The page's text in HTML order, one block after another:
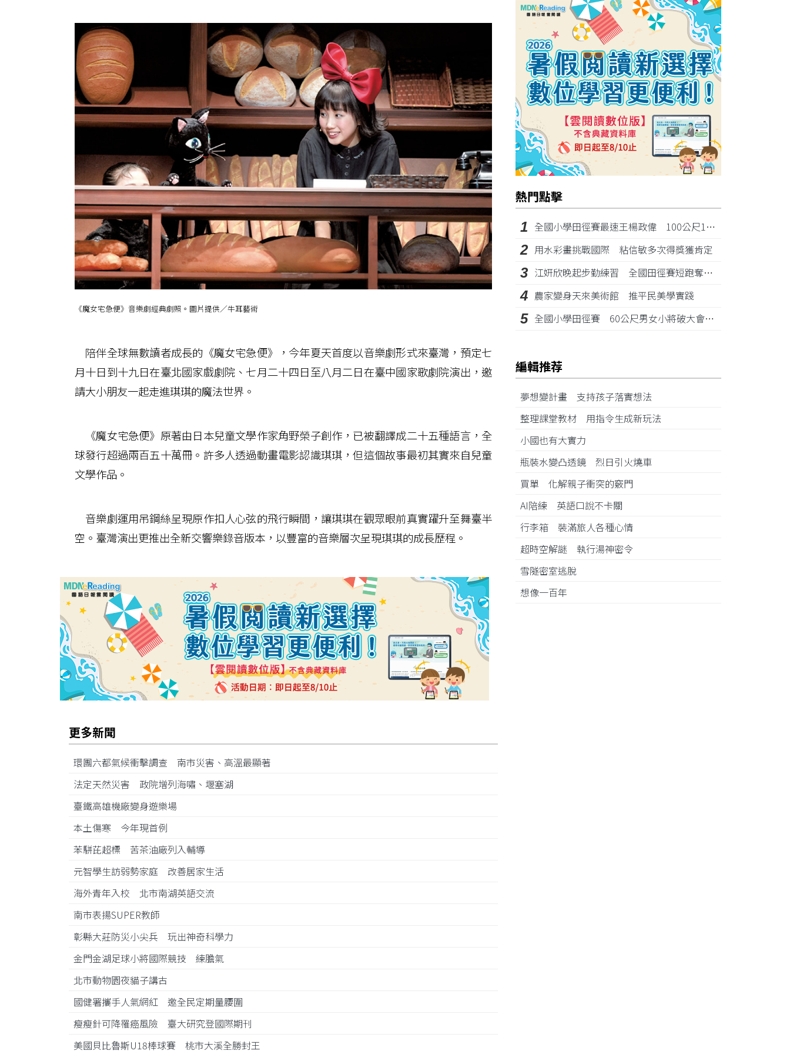
《魔女宅急便》音樂劇經典劇照。圖片提供／牛耳藝術
陪伴全球無數讀者成長的《魔女宅急便》，今年夏天首度以音樂劇形式來臺灣，預定七
月十日到十九日在臺北國家戲劇院、七月二十四日至八月二日在臺中國家歌劇院演出，邀
請大小朋友一起走進琪琪的魔法世界。
《魔女宅急便》原著由日本兒童文學作家角野榮子創作，已被翻譯成二十五種語言，全
球發行超過兩百五十萬冊。許多人透過動畫電影認識琪琪，但這個故事最初其實來自兒童
文學作品。
音樂劇運用吊鋼絲呈現原作扣人心弦的飛行瞬間，讓琪琪在觀眾眼前真實躍升至舞臺半
空。臺灣演出更推出全新交響樂錄音版本，以豐富的音樂層次呈現琪琪的成長歷程。
更多新聞
環團六都氣候衝擊調查 南市災害、高溫最顯著
法定天然災害 政院增列海嘯、堰塞湖
臺鐵高雄機廠變身遊樂場
本土傷寒 今年現首例
苯駢芘超標 苦茶油廠列入輔導
元智學生訪弱勢家庭 改善居家生活
海外青年入校 北市南湖英語交流
南市表揚SUPER教師
彰縣大莊防災小尖兵 玩出神奇科學力
金門金湖足球小將國際競技 練膽氣
北市動物園夜貓子講古
國健署攜手人氣網紅 邀全民定期量腰圍
瘦瘦針可降罹癌風險 臺大研究登國際期刊
美國貝比魯斯U18棒球賽 桃市大溪全勝封王
熱門點擊
1 全國小學田徑賽最速王楊政偉 100公尺11秒87奪金
2 用水彩畫挑戰國際 粘信敏多次得獎獲肯定
3 江姸欣晚起步勤練習 全國田徑賽短跑奪金摘銅
4 農家變身天來美術館 推平民美學實踐
5 全國小學田徑賽 60公尺男女小將破大會紀錄
編輯推荐
夢想變計畫 支持孩子落實想法
整理課堂教材 用指令生成新玩法
小國也有大實力
瓶裝水變凸透鏡 烈日引火燒車
買單 化解親子衝突的竅門
AI陪練 英語口說不卡關
行李箱 裝滿旅人各種心情
超時空解謎 執行湯神密令
雪隧密室逃脫
想像一百年